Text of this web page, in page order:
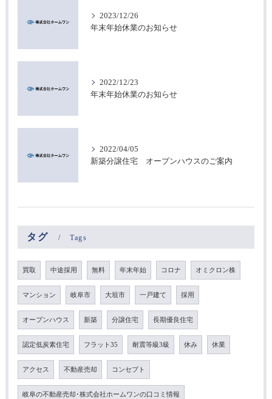
2023/12/26
年末年始休業のお知らせ
2022/12/23
年末年始休業のお知らせ
2022/04/05
新築分譲住宅 オープンハウスのご案内
タグ Tags
買取 中途採用 無料 年末年始 コロナ オミクロン株
マンション 岐阜市 大垣市 一戸建て 採用
オープンハウス 新築 分譲住宅 長期優良住宅
認定低炭素住宅 フラット35 耐震等級3級 休み 休業
アクセス 不動産売却 コンセプト
岐阜の不動産売却･株式会社ホームワンの口コミ情報